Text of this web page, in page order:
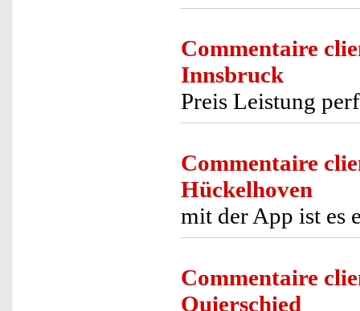
Commentaire
Innsbruck
Preis Leistung
Commentaire
Hückelhoven
mit der App ist es
Commentaire
Quierschied